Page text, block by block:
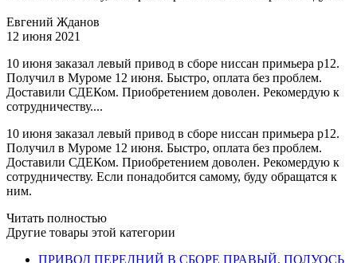
Евгений Жданов
12 июня 2021
10 июня заказал левый привод в сборе ниссан примьера р12.
Получил в Муроме 12 июня. Быстро, оплата без проблем.
Доставили СДЕКом. Приобретением доволен. Рекомердую к
сотрудничеству....
10 июня заказал левый привод в сборе ниссан примьера р12.
Получил в Муроме 12 июня. Быстро, оплата без проблем.
Доставили СДЕКом. Приобретением доволен. Рекомердую к
сотрудничеству. Если понадобится самому, буду обращатся к
ним.
Читать полностью
Другие товары этой категории
ПРИВОД ПЕРЕДНИЙ В СБОРЕ ПРАВЫЙ, ПОЛУОСЬ